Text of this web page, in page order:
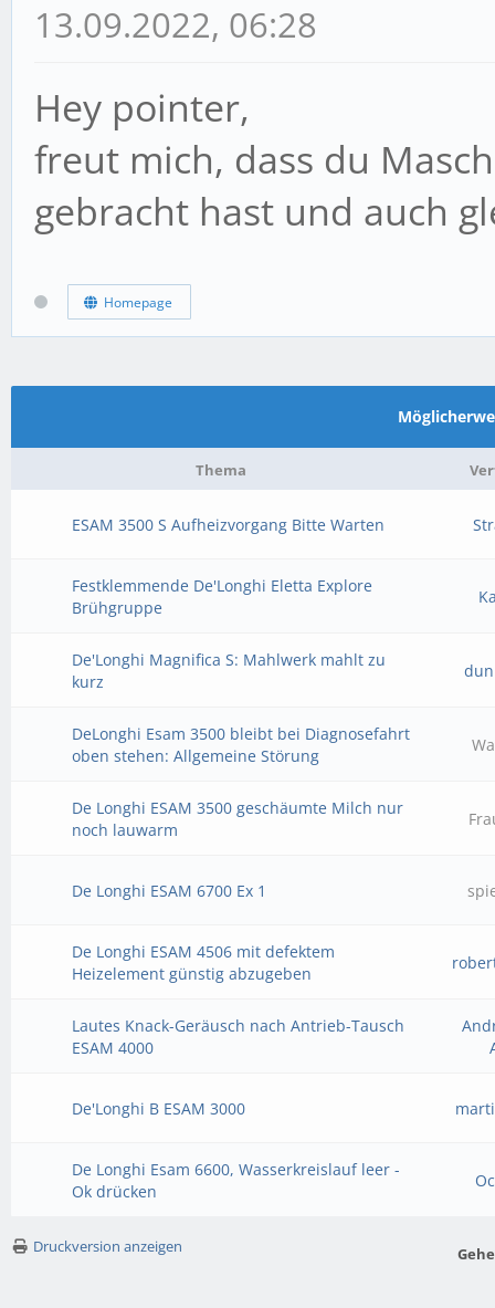
13.09.2022, 06:28
Hey pointer,
freut mich, dass du
gebracht hast und auch
Homepage
Thema
ESAM 3500 S Aufheizvorgang Bitte Warten
Festklemmende De'Longhi Eletta Explore
Brühgruppe
De'Longhi Magnifica S: Mahlwerk mahlt zu
kurz
DeLonghi Esam 3500 bleibt bei Diagnosefahrt
oben stehen: Allgemeine Störung
De Longhi ESAM 3500 geschäumte Milch nur
noch lauwarm
De Longhi ESAM 6700 Ex 1
De Longhi ESAM 4506 mit defektem
Heizelement günstig abzugeben
Lautes Knack-Geräusch nach Antrieb-Tausch
ESAM 4000
De'Longhi B ESAM 3000
De Longhi Esam 6600, Wasserkreislauf leer -
Ok drücken
Druckversion anzeigen